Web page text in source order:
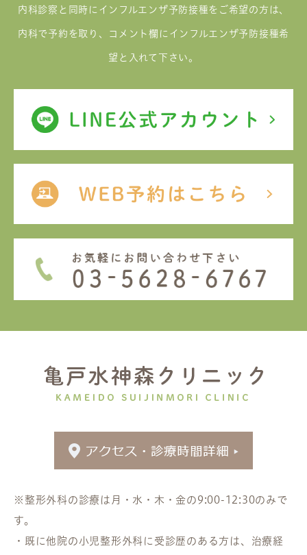
内科診察と同時にインフルエンザ予防接種をご希望の方は、
内科で予約を取り、コメント欄にインフルエンザ予防接種希
望と入れて下さい。
※整形外科の診療は月・水・木・金の9:00-12:30のみで
す。
・既に他院の小児整形外科に受診歴のある方は、治療経